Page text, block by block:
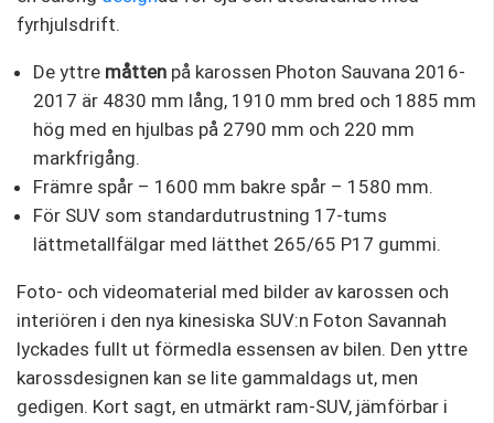
fyrhjulsdrift.
De yttre måtten på karossen Photon Sauvana 2016-
2017 är 4830 mm lång, 1910 mm bred och 1885 mm
hög med en hjulbas på 2790 mm och 220 mm
markfrigång.
Främre spår – 1600 mm bakre spår – 1580 mm.
För SUV som standardutrustning 17-tums
lättmetallfälgar med lätthet 265/65 P17 gummi.
Foto- och videomaterial med bilder av karossen och
interiören i den nya kinesiska SUV:n Foton Savannah
lyckades fullt ut förmedla essensen av bilen. Den yttre
karossdesignen kan se lite gammaldags ut, men
gedigen. Kort sagt, en utmärkt ram-SUV, jämförbar i